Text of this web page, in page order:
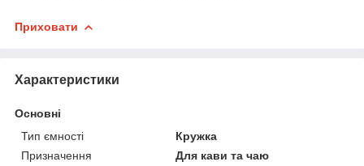
Приховати
Характеристики
Основні
Тип ємності
Кружка
Призначення
Для кави та чаю